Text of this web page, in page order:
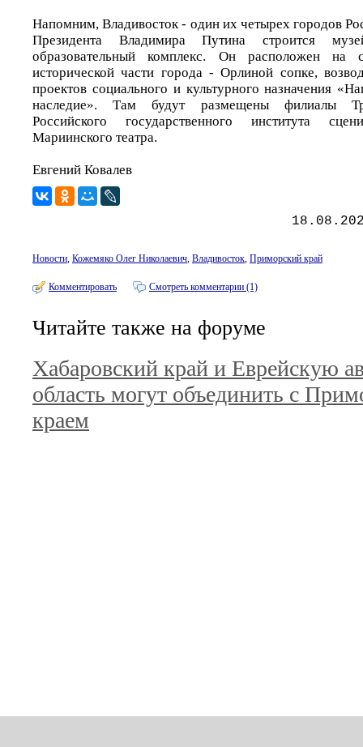
Напомним, Владивосток - один их четырех городов
Президента Владимира Путина строится
образовательный комплекс. Он расположен на
исторической части города - Орлиной сопке,
проектов социального и культурного назначения
наследие». Там будут размещены филиалы
Российского государственного института
Мариинского театра.
Евгений Ковалев
Новости, Кожемяко Олег Николаевич, Владивосток, Приморский край
Комментировать Смотреть комментарии (1)
Читайте также на форуме
Хабаровский край и Еврейскую
область могут объединить с
краем